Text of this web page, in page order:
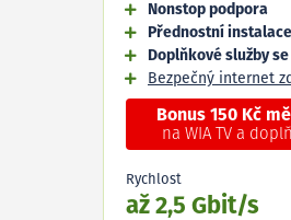
Nonstop podpora
Přednostní instalace
Doplňkové služby
Bezpečný internet
Bonus 150 Kč
na WIA TV a
Rychlost
až 2,5 Gbit/s